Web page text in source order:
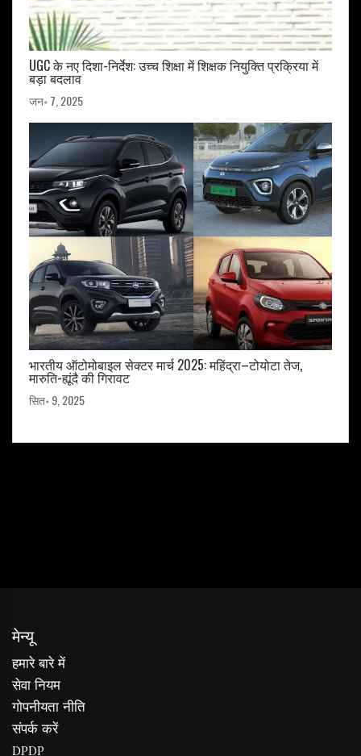
UGC के नए दिशा-निर्देश: उच्च शिक्षा में शिक्षक नियुक्ति प्रक्रिया में
बड़ा बदलाव
जन॰ 7, 2025
भारतीय ऑटोमोबाइल सेक्टर मार्च 2025: महिंद्रा–टोयोटा तेज,
मारुति-ह्यूंदै की गिरावट
सित॰ 9, 2025
मेन्यू
हमारे बारे में
सेवा नियम
गोपनीयता नीति
संपर्क करें